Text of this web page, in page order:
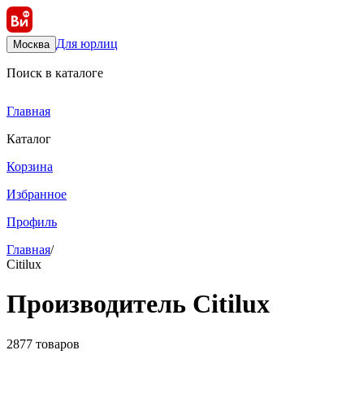
Москва Для юрлиц
Поиск в каталоге
Главная
Каталог
Корзина
Избранное
Профиль
Главная/
Citilux
Производитель Citilux
2877 товаров